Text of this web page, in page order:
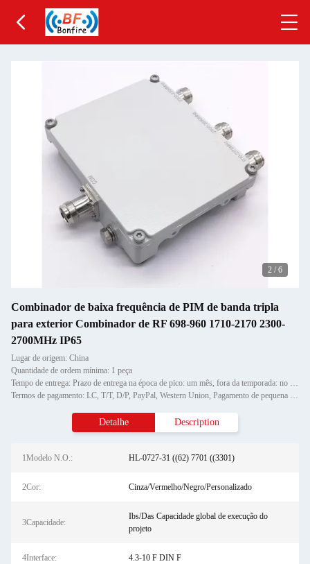
2 / 6
Combinador de baixa frequência de PIM de banda tripla
para exterior Combinador de RF 698-960 1710-2170 2300-
2700MHz IP65
Lugar de origem: China
Quantidade de ordem mínima: 1 peça
Tempo de entrega: Prazo de entrega na época de pico: um mês, fora da temporada: no prazo de 15 dias úteis
Termos de pagamento: LC, T/T, D/P, PayPal, Western Union, Pagamento de pequena quantidade,
Detalhe Description
1Modelo N.O.: HL-0727-31 ((62) 7701 ((3301)
2Cor: Cinza/Vermelho/Negro/Personalizado
3Capacidade:
Ibs/Das Capacidade global de execução do
projeto
4Interface: 4.3-10 F DIN F